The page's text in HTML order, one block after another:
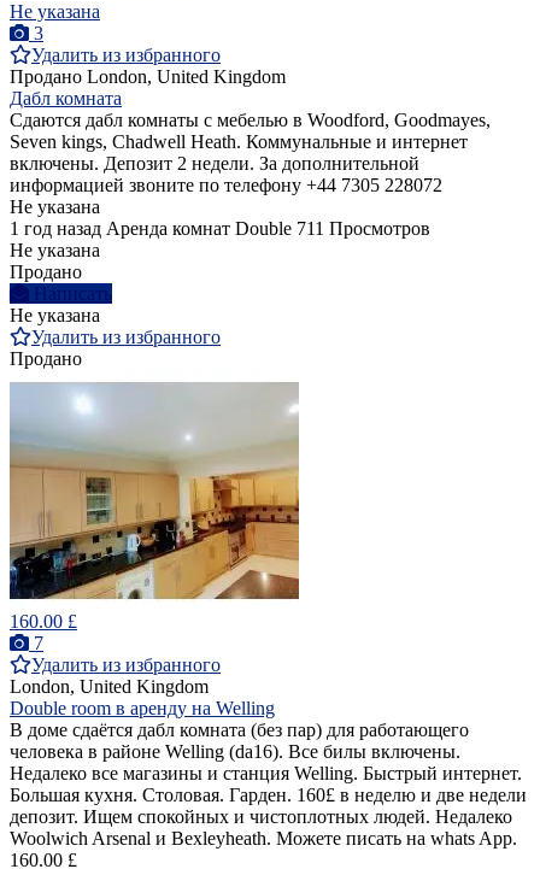
Не указана
3
Удалить из избранного
Продано London, United Kingdom
Дабл комната
Сдаются дабл комнаты с мебелью в Woodford, Goodmayes,
Seven kings, Chadwell Heath. Коммунальные и интернет
включены. Депозит 2 недели. За дополнительной
информацией звоните по телефону +44 7305 228072
Не указана
1 год назад Аренда комнат Double 711 Просмотров
Не указана
Продано
Написать
Не указана
Удалить из избранного
Продано
160.00 £
7
Удалить из избранного
London, United Kingdom
Double room в аренду на Welling
В доме сдаётся дабл комната (без пар) для работающего
человека в районе Welling (da16). Все билы включены.
Недалеко все магазины и станция Welling. Быстрый интернет.
Большая кухня. Столовая. Гарден. 160£ в неделю и две недели
депозит. Ищем спокойных и чистоплотных людей. Недалеко
Woolwich Arsenal и Bexleyheath. Можете писать на whats App.
160.00 £